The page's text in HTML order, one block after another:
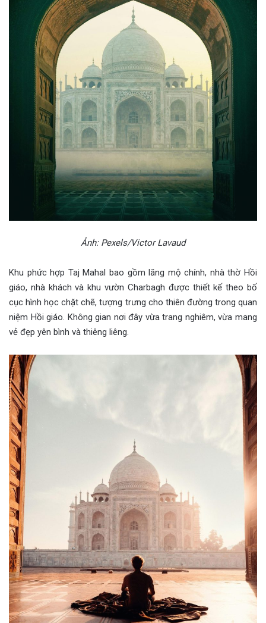
Ảnh: Pexels/Victor Lavaud
Khu phức hợp Taj Mahal bao gồm lăng mộ chính, nhà thờ Hồi
giáo, nhà khách và khu vườn Charbagh được thiết kế theo bố
cục hình học chặt chẽ, tượng trưng cho thiên đường trong quan
niệm Hồi giáo. Không gian nơi đây vừa trang nghiêm, vừa mang
vẻ đẹp yên bình và thiêng liêng.